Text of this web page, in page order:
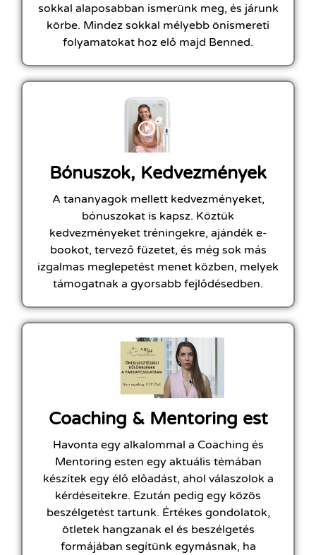
sokkal alaposabban ismerünk meg, és járunk
körbe. Mindez sokkal mélyebb önismereti
folyamatokat hoz elő majd Benned.
Bónuszok, Kedvezmények
A tananyagok mellett kedvezményeket,
bónuszokat is kapsz. Köztük
kedvezményeket tréningekre, ajándék e-
bookot, tervező füzetet, és még sok más
izgalmas meglepetést menet közben, melyek
támogatnak a gyorsabb fejlődésedben.
Coaching & Mentoring est
Havonta egy alkalommal a Coaching és
Mentoring esten egy aktuális témában
készítek egy élő előadást, ahol válaszolok a
kérdéseitekre. Ezután pedig egy közös
beszélgetést tartunk. Értékes gondolatok,
ötletek hangzanak el és beszélgetés
formájában segítünk egymásnak, ha